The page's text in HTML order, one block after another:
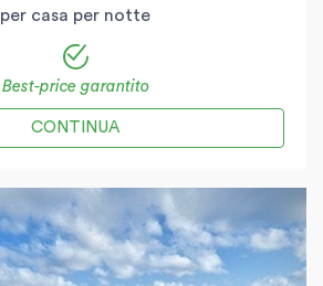
per casa per notte
Best-price garantito
CONTINUA